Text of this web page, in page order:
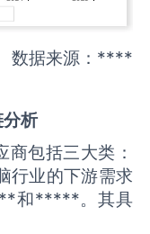
数据来源：****
析
包括三大类：
业的下游需求
和*****。其具